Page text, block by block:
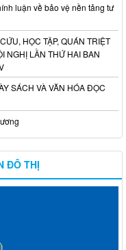
luận về bảo vệ nền tảng tư
HỌC TẬP, QUÁN TRIỆT
NGHỊ LẦN THỨ HAI BAN
SÁCH VÀ VĂN HÓA ĐỌC
ĐÔ THỊ